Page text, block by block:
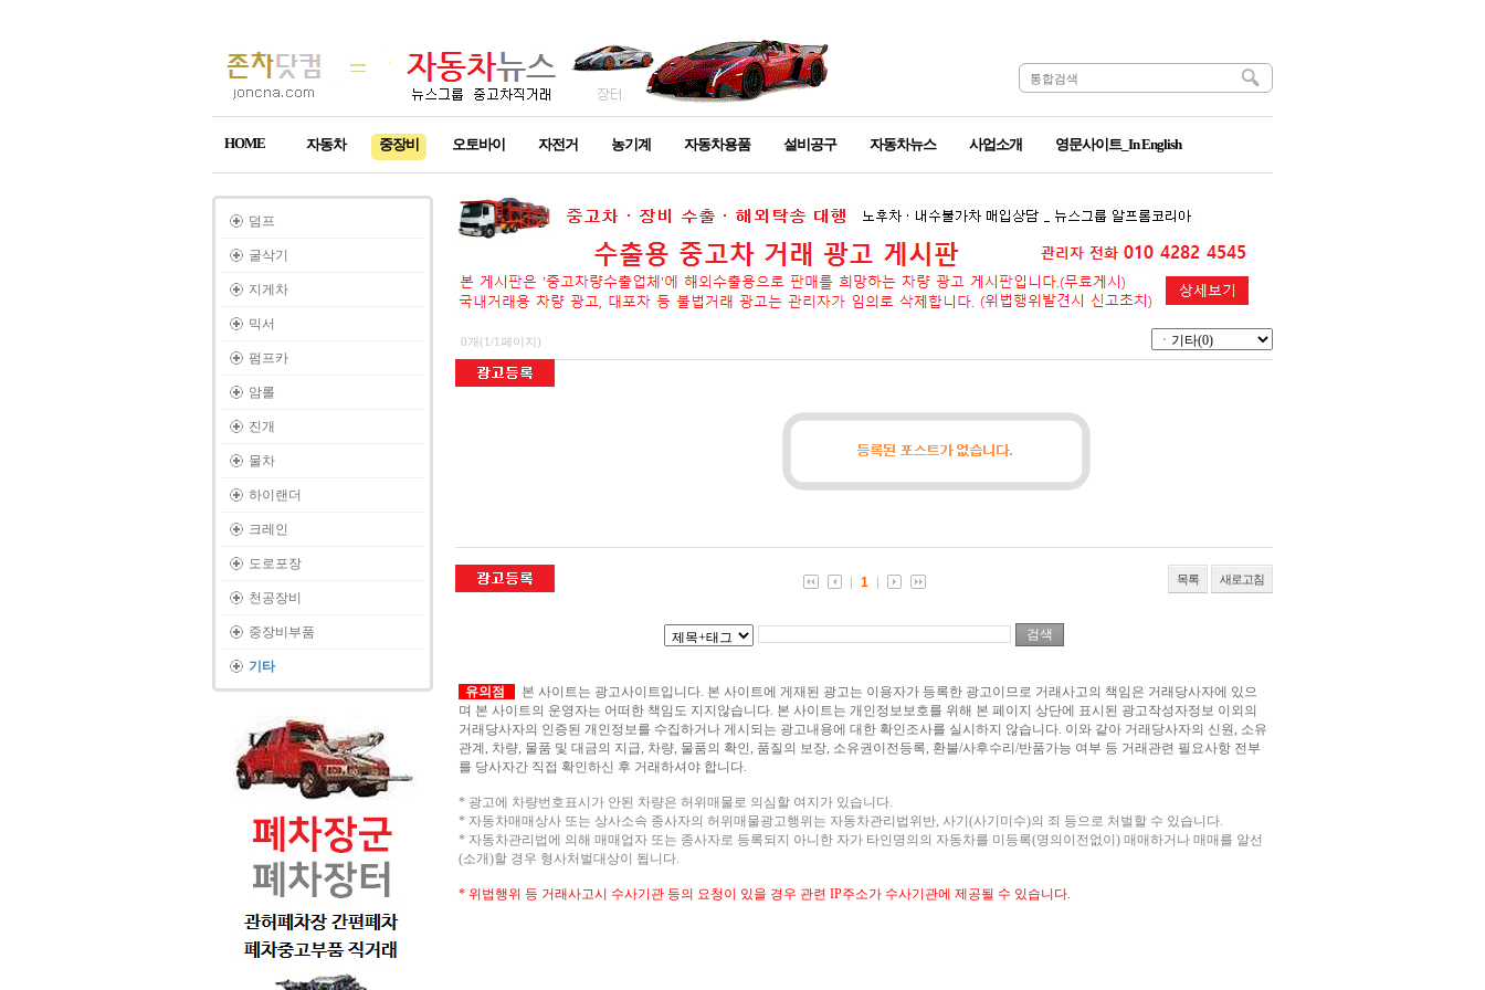
HOME 자동차 중장비 오토바이 자전거 농기계 자동차용품 설비공구 자동차뉴스 사업소개 영문사이트_In English
덤프
굴삭기
지게차
믹서
펌프카
암롤
진개
물차
하이랜더
크레인
도로포장
천공장비
중장비부품
기타
0개(1/1페이지)
목록 새로고침
1
유의점 본 사이트는 광고사이트입니다. 본 사이트에 게재된 광고는 이용자가 등록한 광고이므로 거래사고의 책임은 거래당사자에 있으
며 본 사이트의 운영자는 어떠한 책임도 지지않습니다. 본 사이트는 개인정보보호를 위해 본 페이지 상단에 표시된 광고작성자정보 이외의
거래당사자의 인증된 개인정보를 수집하거나 게시되는 광고내용에 대한 확인조사를 실시하지 않습니다. 이와 같아 거래당사자의 신원, 소유
관계, 차량, 물품 및 대금의 지급, 차량, 물품의 확인, 품질의 보장, 소유권이전등록, 환불/사후수리/반품가능 여부 등 거래관련 필요사항 전부
를 당사자간 직접 확인하신 후 거래하셔야 합니다.
* 광고에 차량번호표시가 안된 차량은 허위매물로 의심할 여지가 있습니다.
* 자동차매매상사 또는 상사소속 종사자의 허위매물광고행위는 자동차관리법위반, 사기(사기미수)의 죄 등으로 처벌할 수 있습니다.
* 자동차관리법에 의해 매매업자 또는 종사자로 등록되지 아니한 자가 타인명의의 자동차를 미등록(명의이전없이) 매매하거나 매매를 알선
(소개)할 경우 형사처벌대상이 됩니다.
* 위법행위 등 거래사고시 수사기관 등의 요청이 있을 경우 관련 IP주소가 수사기관에 제공될 수 있습니다.